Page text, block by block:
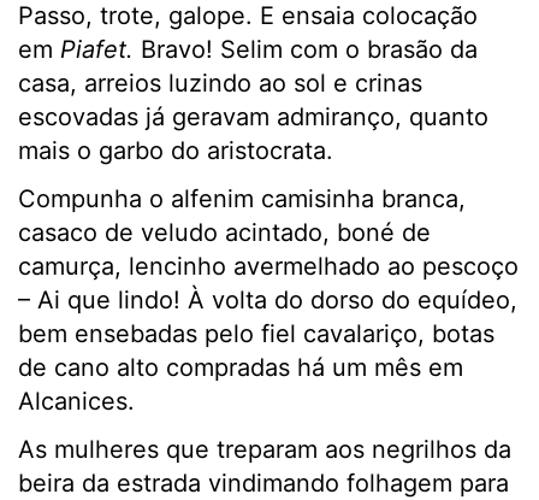
Passo, trote, galope. E ensaia colocação
em Piafet. Bravo! Selim com o brasão da
casa, arreios luzindo ao sol e crinas
escovadas já geravam admiranço, quanto
mais o garbo do aristocrata.
Compunha o alfenim camisinha branca,
casaco de veludo acintado, boné de
camurça, lencinho avermelhado ao pescoço
– Ai que lindo! À volta do dorso do equídeo,
bem ensebadas pelo fiel cavalariço, botas
de cano alto compradas há um mês em
Alcanices.
As mulheres que treparam aos negrilhos da
beira da estrada vindimando folhagem para